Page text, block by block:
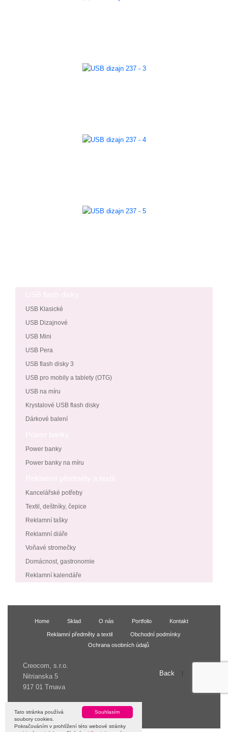
USB Klasické
USB Dizajnové
USB Mini
USB Pera
USB flash disky 3
USB pro mobily a tablety (OTG)
USB na míru
Krystalové USB flash disky
Dárkové balení
Power banky
Power banky na míru
Kancelářské potřeby
Textil, deštníky, čepice
Reklamní tašky
Reklamní diáře
Voňavé stromečky
Domácnost, gastronomie
Reklamní kalendáře
Home Sklad O nás Portfolio Kontakt
Reklamní předměty a textil
Obchodní podmínky
Ochrana osobních údajů
Back
Creocom, s.r.o.
Nitrianska 5
917 01 Trnava
© 2009 Creocom, s.r.o.
Souhlasím
Tato stránka používá
soubory cookies.
Pokračováním v prohlížení této webové stránky